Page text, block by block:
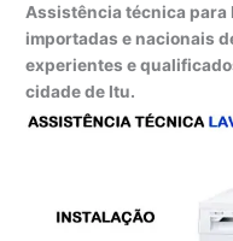
Assistência técnica para
importadas e nacionais
experientes e
cidade de Itu.